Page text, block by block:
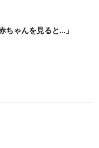
ちゃんを見ると…」